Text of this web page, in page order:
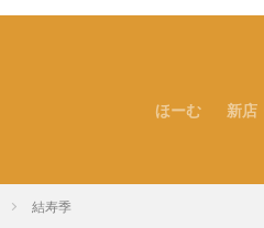
ほーむ 新店
結寿季